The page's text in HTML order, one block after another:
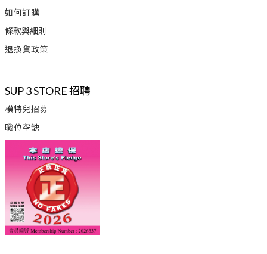
如何訂購
條款與細則
退換貨政策
SUP 3 STORE 招聘
模特兒招募
職位空缺